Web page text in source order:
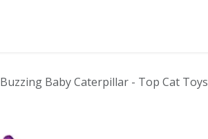
Buzzing Baby Caterpillar - Top Cat Toys